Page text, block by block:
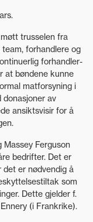
trusselen fra
forhandlere og
forhandler-
at bøndene kunne
matforsyning i
donasjoner av
ansiktsvisir for å
Ferguson
bedrifter. Det er
er nødvendig å
som
Dette gjelder f.
(i Frankrike).